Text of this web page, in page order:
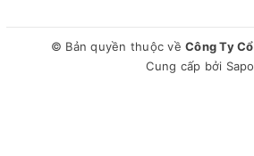
© Bản quyền thuộc về Công Ty
Cung cấp bởi Sapo